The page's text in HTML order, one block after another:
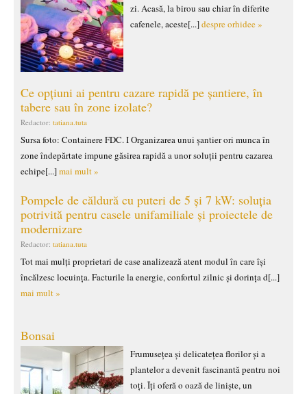
zi. Acasă, la birou sau chiar în diferite
cafenele, aceste[...]despre orhidee »
Ce opțiuni ai pentru cazare rapidă pe șantiere, în
tabere sau în zone izolate?
Redactor: tatiana.tuta
Sursa foto: Containere FDC. I Organizarea unui șantier ori munca în
zone îndepărtate impune găsirea rapidă a unor soluții pentru cazarea
echipe[...]mai mult »
Pompele de căldură cu puteri de 5 și 7 kW: soluția
potrivită pentru casele unifamiliale și proiectele de
modernizare
Redactor: tatiana.tuta
Tot mai mulți proprietari de case analizează atent modul în care își
încălzesc locuința. Facturile la energie, confortul zilnic și dorința d[...]
mai mult »
Bonsai
Frumusețea și delicatețea florilor și a
plantelor a devenit fascinantă pentru noi
toți. Îți oferă o oază de liniște, un